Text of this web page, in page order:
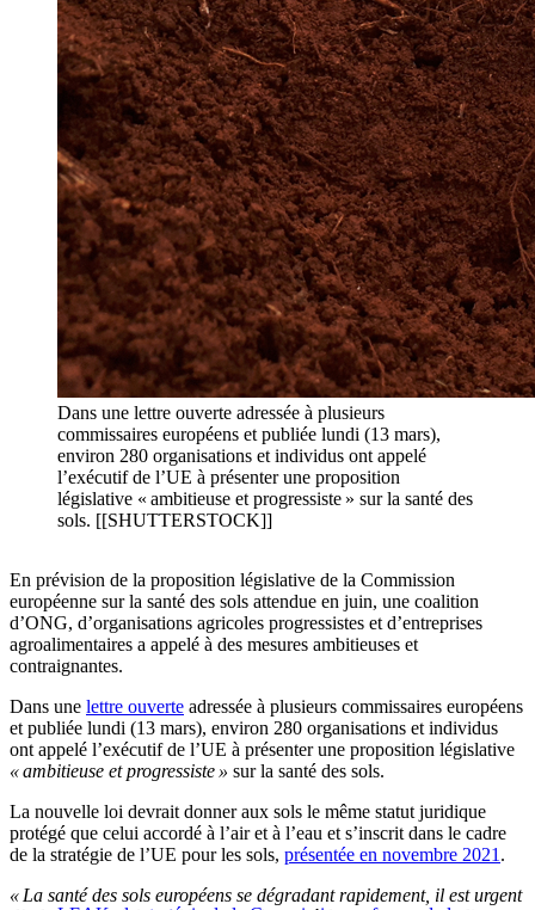
Dans une lettre ouverte adressée à plusieurs
commissaires européens et publiée lundi (13 mars),
environ 280 organisations et individus ont appelé
l’exécutif de l’UE à présenter une proposition
législative « ambitieuse et progressiste » sur la santé des
sols. [[SHUTTERSTOCK]]
En prévision de la proposition législative de la Commission
européenne sur la santé des sols attendue en juin, une coalition
d’ONG, d’organisations agricoles progressistes et d’entreprises
agroalimentaires a appelé à des mesures ambitieuses et
contraignantes.
Dans une lettre ouverte adressée à plusieurs commissaires européens
et publiée lundi (13 mars), environ 280 organisations et individus
ont appelé l’exécutif de l’UE à présenter une proposition législative
« ambitieuse et progressiste » sur la santé des sols.
La nouvelle loi devrait donner aux sols le même statut juridique
protégé que celui accordé à l’air et à l’eau et s’inscrit dans le cadre
de la stratégie de l’UE pour les sols, présentée en novembre 2021 .
« La santé des sols européens se dégradant rapidement, il est urgent